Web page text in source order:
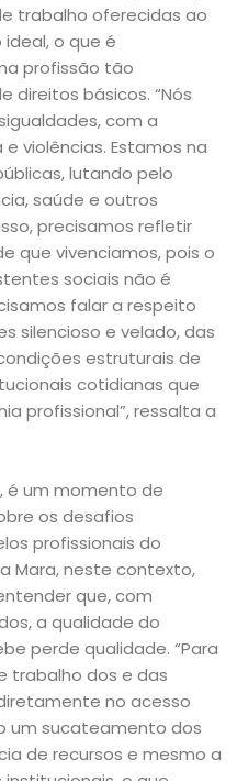
trabalho oferecidas ao
o que é
profissão tão
direitos básicos. “Nós
com a
violências. Estamos na
lutando pelo
saúde e outros
precisamos refletir
que vivenciamos, pois o
sociais não é
falar a respeito
silencioso e velado, das
estruturais de
cotidianas que
profissional”, ressalta a
é um momento de
os desafios
profissionais do
Mara, neste contexto,
que, com
a qualidade do
perde qualidade. “Para
trabalho dos e das
no acesso
um sucateamento dos
de recursos e mesmo a